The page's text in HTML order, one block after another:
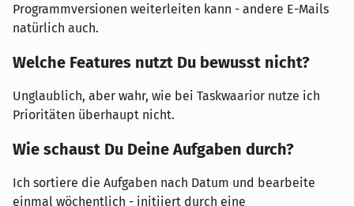
Programmversionen weiterleiten kann - andere E-Mails
natürlich auch.
Welche Features nutzt Du bewusst nicht?
Unglaublich, aber wahr, wie bei Taskwaarior nutze ich
Prioritäten überhaupt nicht.
Wie schaust Du Deine Aufgaben durch?
Ich sortiere die Aufgaben nach Datum und bearbeite
einmal wöchentlich - initiiert durch eine